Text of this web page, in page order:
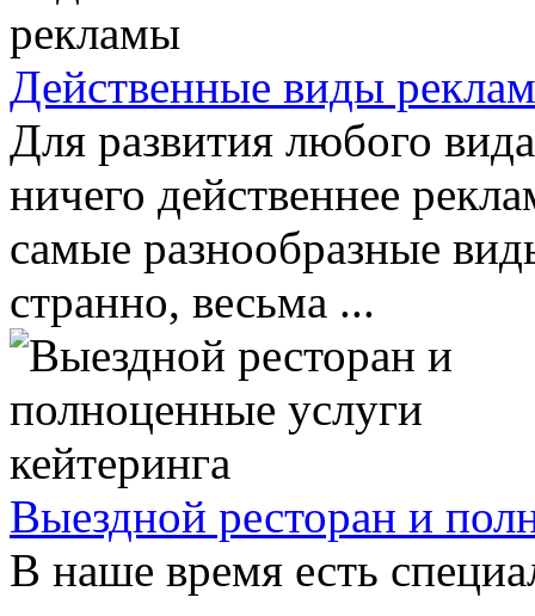
Действенные виды
Для развития любого
ничего действеннее
самые разнообразные
странно, весьма ...
Выездной ресторан и
В наше время есть